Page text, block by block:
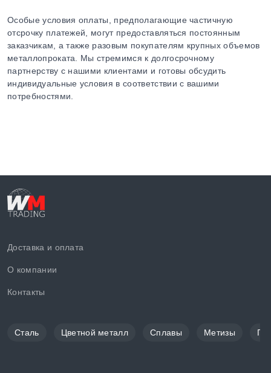
Особые условия оплаты, предполагающие частичную
отсрочку платежей, могут предоставляться постоянным
заказчикам, а также разовым покупателям крупных объемов
металлопроката. Мы стремимся к долгосрочному
партнерству с нашими клиентами и готовы обсудить
индивидуальные условия в соответствии с вашими
потребностями.
Доставка и оплата
О компании
Контакты
Сталь Цветной металл Сплавы Метизы